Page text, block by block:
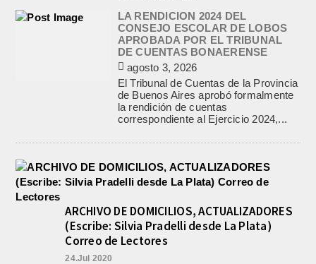
LA RENDICION 2024 DEL
CONSEJO ESCOLAR DE LOBOS
APROBADA POR EL TRIBUNAL
DE CUENTAS BONAERENSE
agosto 3, 2026
El Tribunal de Cuentas de la Provincia
de Buenos Aires aprobó formalmente
la rendición de cuentas
correspondiente al Ejercicio 2024,...
ARCHIVO DE DOMICILIOS, ACTUALIZADORES
(Escribe: Silvia Pradelli desde La Plata)
Correo de Lectores
24.Jul 2020